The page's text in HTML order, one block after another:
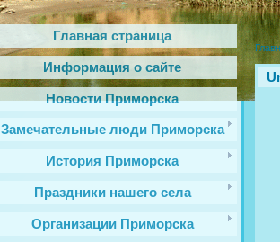
Главная страница
Информация о сайте
Новости Приморска
Замечательные люди Приморска
История Приморска
Праздники нашего села
Организации Приморска